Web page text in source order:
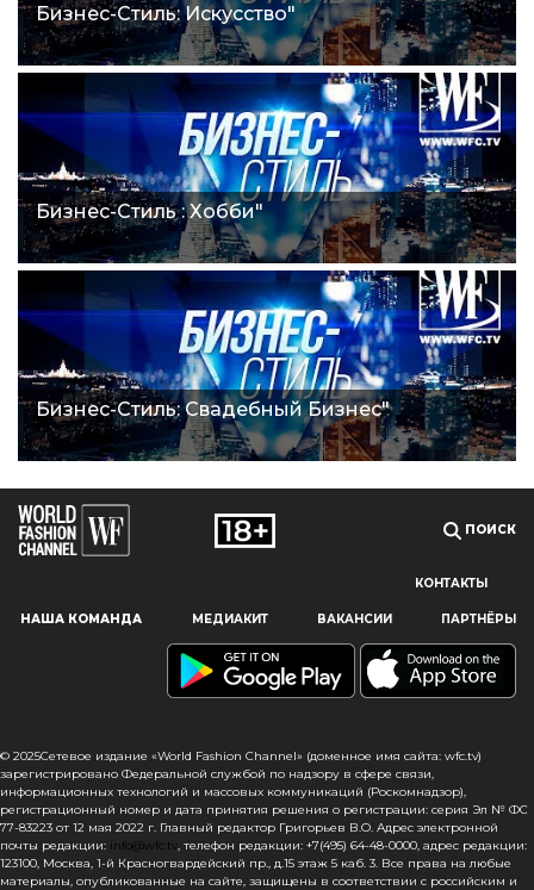
Наш сайт использует файлы cookie и похожие технологии,
пользователям, предоставляя персонализированную
информацию, запоминая предпочтения в области
сайта, вы подтверждаете свое согласие на использование
файлов cookie в соответствии с настоящим уведомлением
в отношении данного типа файлов. Если вы не согласны
с тем, чтобы мы использовали данный тип файлов,
то вы должны соответствующим образом установить
настройки вашего браузера или не использовать сайт wfc.tv
Бизнес-Стиль: Искусство"
Бизнес-Стиль : Хобби"
Бизнес-Стиль: Свадебный Бизнес"
ПОИСК
КОНТАКТЫ
НАША КОМАНДА МЕДИАКИТ ВАКАНСИИ ПАРТНЁРЫ
© 2025Сетевое издание «World Fashion Channel» (доменное имя сайта: wfc.tv)
зарегистрировано Федеральной службой по надзору в сфере связи,
информационных технологий и массовых коммуникаций (Роскомнадзор),
регистрационный номер и дата принятия решения о регистрации: серия Эл № ФС
77-83223 от 12 мая 2022 г. Главный редактор Григорьев В.О. Адрес электронной
почты редакции: info@wfc.tv, телефон редакции: +7(495) 64-48-0000, адрес редакции:
123100, Москва, 1-й Красногвардейский пр., д.15 этаж 5 каб. 3. Все права на любые
материалы, опубликованные на сайте, защищены в соответствии с российским и